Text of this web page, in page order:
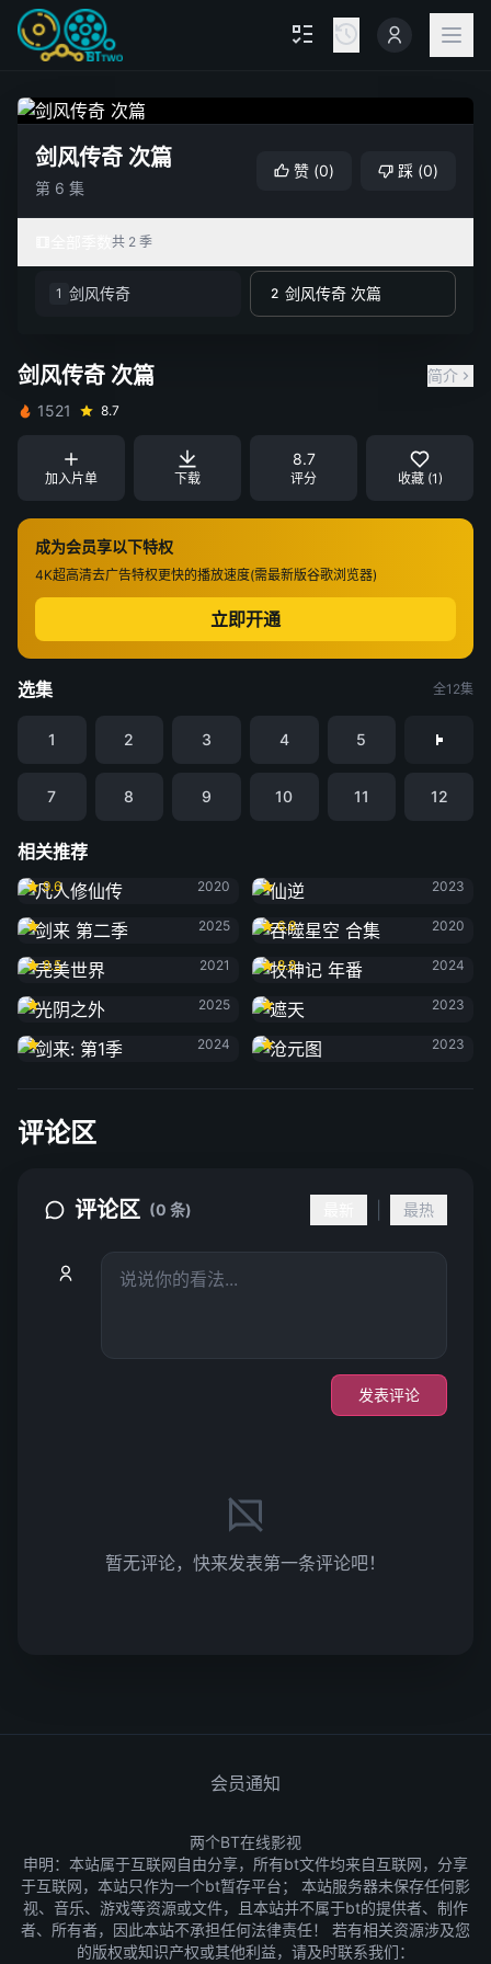
剑风传奇 次篇
第 6 集
赞 (0) 踩 (0)
共 2 季
1 剑风传奇 2 剑风传奇 次篇
剑风传奇 次篇
简介
1521
8.7
加入片单 下载
8.7
评分 收藏 (1)
成为会员享以下特权
4K超高清去广告特权更快的播放速度(需最新版谷歌浏览器)
立即开通
选集 全12集
1 2 3 4 5
7 8 9 10 11 12
相关推荐
凡人修仙传
9.6
2020
2023
剑来 第二季
2025
吞噬星空 合集
6.8
2020
完美世界
8.5
2021
牧神记 年番
8.8
2024
光阴之外
2025
遮天
2023
剑来: 第1季
2024
沧元图
2023
评论区
评论区 (0 条) 最热
发表评论
暂无评论，快来发表第一条评论吧！
会员通知
两个BT在线影视
申明：本站属于互联网自由分享，所有bt文件均来自互联网，分享
于互联网，本站只作为一个bt暂存平台； 本站服务器未保存任何影
视、音乐、游戏等资源或文件，且本站并不属于bt的提供者、制作
者、所有者，因此本站不承担任何法律责任！ 若有相关资源涉及您
的版权或知识产权或其他利益，请及时联系我们：